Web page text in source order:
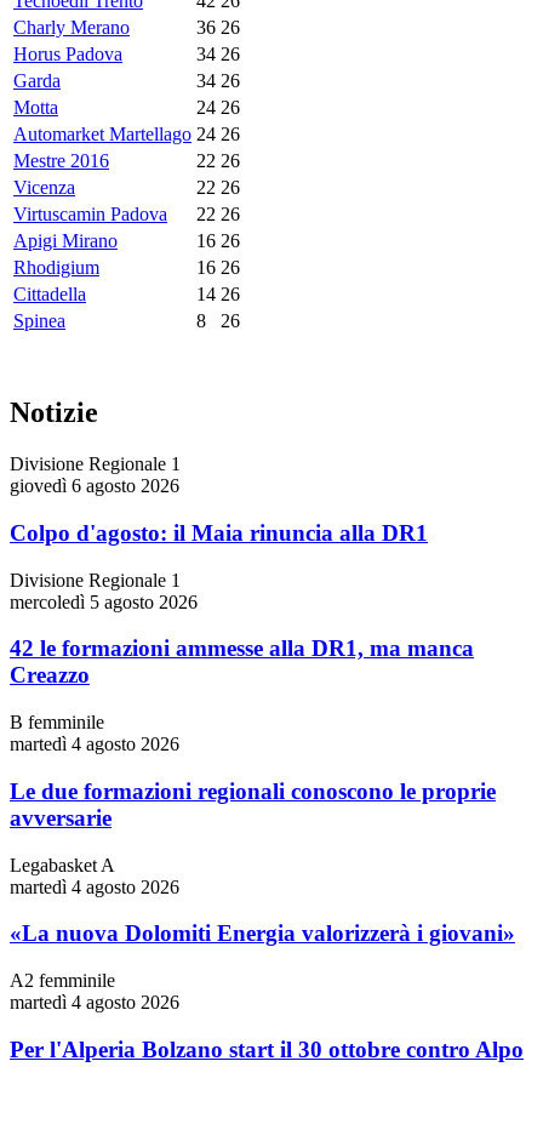
Charly Merano
36 26
Horus Padova
34 26
Garda
34 26
Motta
24 26
Automarket Martellago 24 26
Mestre 2016
22 26
Vicenza
22 26
Virtuscamin Padova
22 26
Apigi Mirano
16 26
Rhodigium
16 26
Cittadella
14 26
Spinea
8 26
Notizie
Divisione Regionale 1
giovedì 6 agosto 2026
Colpo d'agosto: il Maia rinuncia alla DR1
Divisione Regionale 1
mercoledì 5 agosto 2026
42 le formazioni ammesse alla DR1, ma manca
Creazzo
B femminile
martedì 4 agosto 2026
Le due formazioni regionali conoscono le proprie
avversarie
Legabasket A
martedì 4 agosto 2026
«La nuova Dolomiti Energia valorizzerà i giovani»
A2 femminile
martedì 4 agosto 2026
Per l'Alperia Bolzano start il 30 ottobre contro Alpo